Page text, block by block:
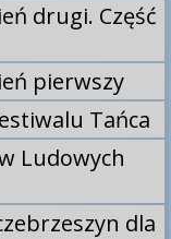
drugi. Część
pierwszy
Tańca
Ludowych
dla